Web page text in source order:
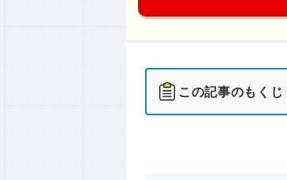
この記事のもくじ